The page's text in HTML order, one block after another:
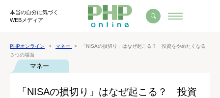
本当の自分に気づく
WEBメディア
PHPオンライン マネー
「NISAの損切り」はなぜ起こる？ 投資をやめたくなる
３つの場面
マネー
「NISAの損切り」はなぜ起こる？ 投資